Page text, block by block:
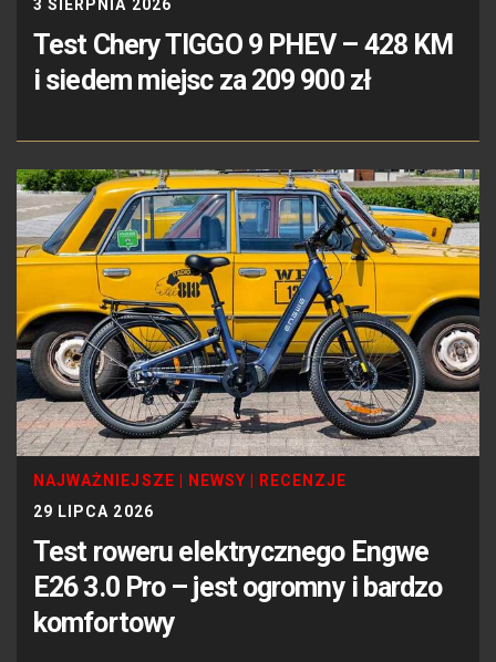
3 SIERPNIA 2026
Test Chery TIGGO 9 PHEV – 428 KM
i siedem miejsc za 209 900 zł
NAJWAŻNIEJSZE NEWSY
RECENZJE
29 LIPCA 2026
Test roweru elektrycznego Engwe
E26 3.0 Pro – jest ogromny i bardzo
komfortowy